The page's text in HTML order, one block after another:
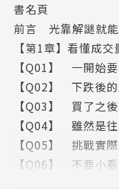
本書適合：
✓完全看不懂技
✓買了一些技術分
無法實際運用的初
✓想從ETF、存
✓在市場上打滾多
大錢的老手
✓想要定期盤點自
書名頁
前言 光靠解謎就
【第1章】看懂成
【Q01】 一開始
【Q02】 下跌後
【Q03】 買了之後
【Q04】 雖然是
【Q05】 挑戰實
【Q06】 不要小